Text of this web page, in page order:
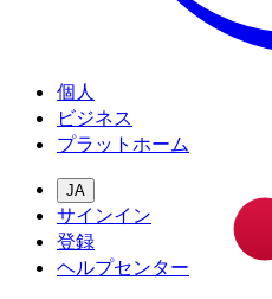
個人
ビジネス
プラットホーム
JA
サインイン
登録
ヘルプセンター